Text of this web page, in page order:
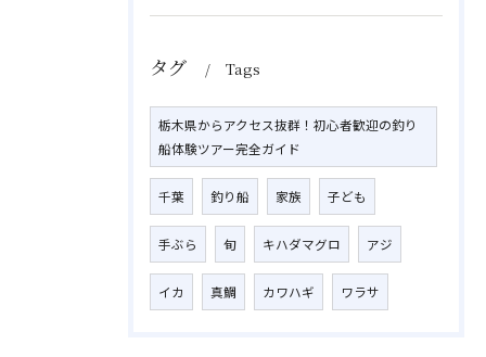
タグ Tags
栃木県からアクセス抜群！初心者歓迎の釣り
船体験ツアー完全ガイド
千葉 釣り船 家族 子ども
手ぶら 旬 キハダマグロ アジ
イカ 真鯛 カワハギ ワラサ